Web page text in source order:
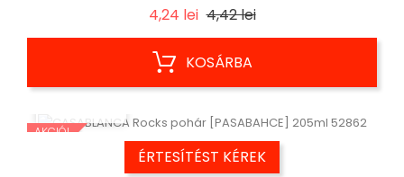
4,24 lei Regular
4,42 leiÁr
KOSÁRBA
AKCIÓ!
ÉRTESÍTÉST KÉREK